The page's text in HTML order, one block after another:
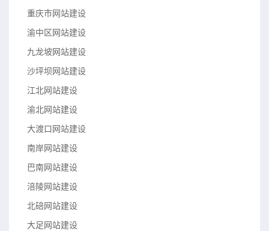
重庆市网站建设
渝中区网站建设
九龙坡网站建设
沙坪坝网站建设
江北网站建设
渝北网站建设
大渡口网站建设
南岸网站建设
巴南网站建设
涪陵网站建设
北碚网站建设
大足网站建设